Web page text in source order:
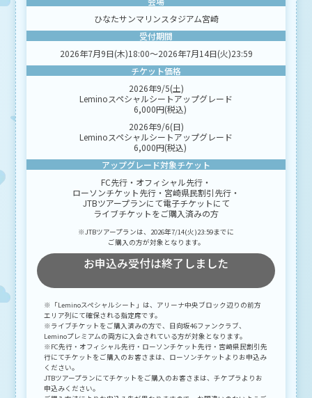
本キャンペーンは株式会社NTTドコモが独自に行うもので、米Appleとは一切関係が
ひなたサンマリンスタジアム宮崎
受付期間
2026年7月9日(木)18:00〜2026年7月14日(火)23:59
チケット価格
2026年9/5(土)
Leminoスペシャルシートアップグレード
6,000円(税込)
2026年9/6(日)
Leminoスペシャルシートアップグレード
6,000円(税込)
アップグレード対象チケット
FC先行・オフィシャル先行・
ローソンチケット先行・宮崎県民割引先行・
JTBツアープランにて電子チケットにて
ライブチケットをご購入済みの方
※JTBツアープランは、2026年7/14(火)23:59までに
ご購入の方が対象となります。
お申込み受付は終了しました
※「Leminoスペシャルシート」は、アリーナ中央ブロック辺りの前方
エリア列にて確保される指定席です。
※ライブチケットをご購入済みの方で、日向坂46ファンクラブ、
Leminoプレミアムの両方に入会されている方が対象となります。
※FC先行・オフィシャル先行・ローソンチケット先行・宮崎県民割引先
行にてチケットをご購入のお客さまは、ローソンチケットよりお申込み
ください。
JTBツアープランにてチケットをご購入のお客さまは、チケプラよりお
申込みください。